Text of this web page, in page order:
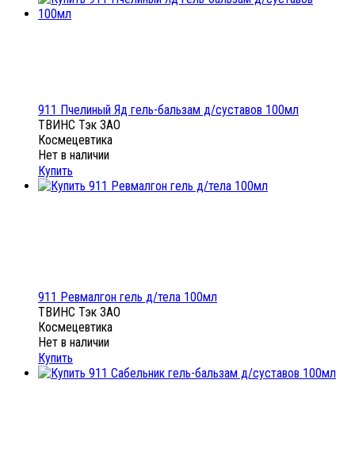
911 Пчелиный Яд гель-бальзам д/суставов 100мл
ТВИНС Тэк ЗАО
Космецевтика
Нет в наличии
Купить
911 Ревмалгон гель д/тела 100мл
ТВИНС Тэк ЗАО
Космецевтика
Нет в наличии
Купить